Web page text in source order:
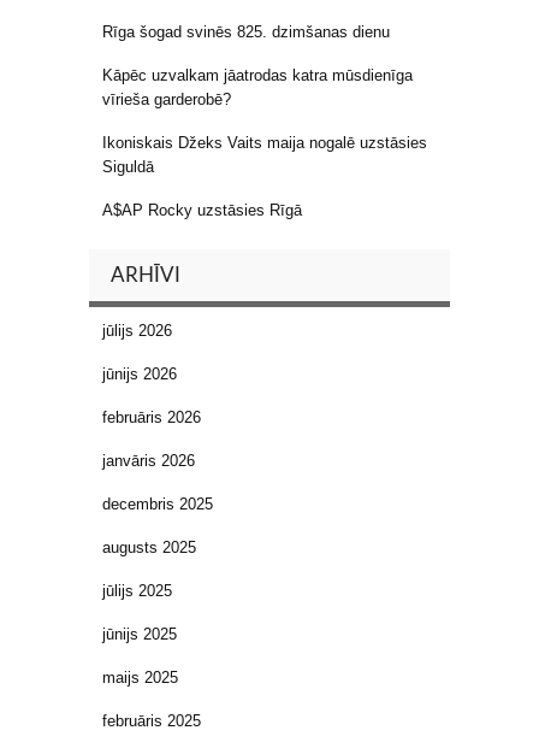
Rīga šogad svinēs 825. dzimšanas dienu
Kāpēc uzvalkam jāatrodas katra mūsdienīga
vīrieša garderobē?
Ikoniskais Džeks Vaits maija nogalē uzstāsies
Siguldā
A$AP Rocky uzstāsies Rīgā
ARHĪVI
jūlijs 2026
jūnijs 2026
februāris 2026
janvāris 2026
decembris 2025
augusts 2025
jūlijs 2025
jūnijs 2025
maijs 2025
februāris 2025